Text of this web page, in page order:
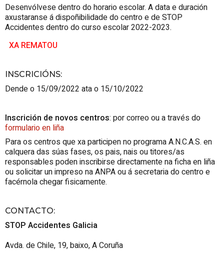
Desenvólvese dentro do horario escolar. A data e duración
axustaranse á dispoñibilidade do centro e de STOP
Accidentes dentro do curso escolar 2022-2023.
XA REMATOU
INSCRICIÓNS:
Dende o 15/09/2022 ata o 15/10/2022
Inscrición de novos centros: por correo ou a través do
formulario en liña
Para os centros que xa participen no programa A.N.C.A.S. en
calquera das súas fases, os pais, nais ou titores/as
responsables poden inscribirse directamente na ficha en liña
ou solicitar un impreso na ANPA ou á secretaria do centro e
facérnola chegar fisicamente.
CONTACTO:
STOP Accidentes Galicia
Avda. de Chile, 19, baixo, A Coruña